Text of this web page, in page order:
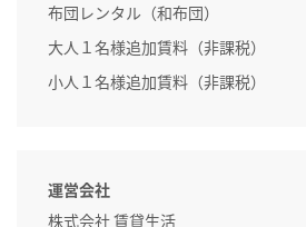
布団レンタル（和布団）
大人１名様追加賃料（非課税）
小人１名様追加賃料（非課税）
運営会社
株式会社 賃貸生活